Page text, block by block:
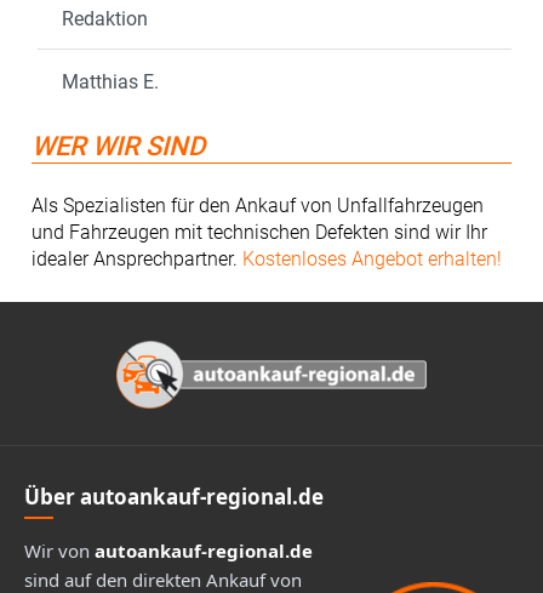
Redaktion
Matthias E.
WER WIR SIND
Als Spezialisten für den Ankauf von Unfallfahrzeugen
und Fahrzeugen mit technischen Defekten sind wir Ihr
idealer Ansprechpartner. Kostenloses Angebot erhalten!
Über autoankauf-regional.de
Wir von autoankauf-regional.de
sind auf den direkten Ankauf von